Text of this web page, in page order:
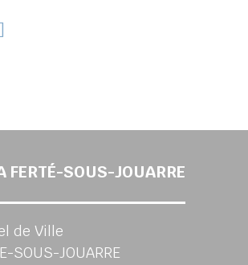
FERTÉ-SOUS-JOUARRE
de Ville
SOUS-JOUARRE